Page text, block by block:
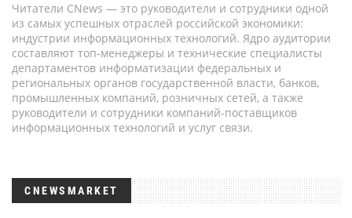
Читатели CNews — это руководители и сотрудники одной
из самых успешных отраслей российской экономики:
индустрии информационных технологий. Ядро аудитории
составляют топ-менеджеры и технические специалисты
департаментов информатизации федеральных и
региональных органов государственной власти, банков,
промышленных компаний, розничных сетей, а также
руководители и сотрудники компаний-поставщиков
информационных технологий и услуг связи.
CNEWSMARKET